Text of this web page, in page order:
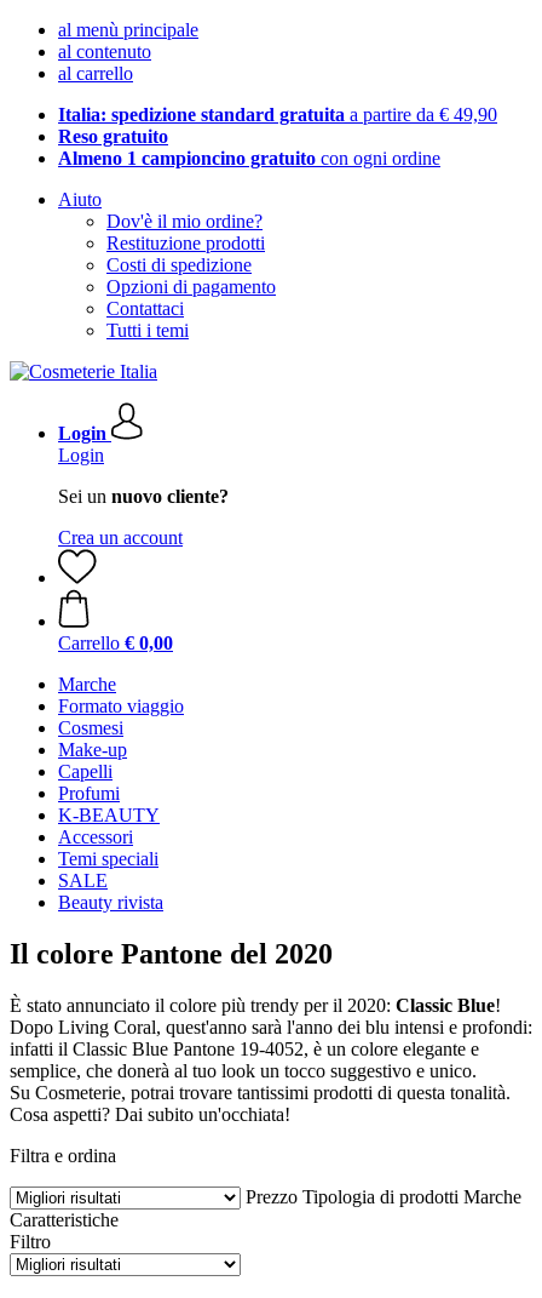
al menù principale
al contenuto
al carrello
Italia: spedizione standard gratuita a partire da € 49,90
Reso gratuito
Almeno 1 campioncino gratuito con ogni ordine
Aiuto
Dov'è il mio ordine?
Restituzione prodotti
Costi di spedizione
Opzioni di pagamento
Contattaci
Tutti i temi
Login
Login
Sei un nuovo cliente?
Crea un account
Carrello € 0,00
Marche
Formato viaggio
Cosmesi
Make-up
Capelli
Profumi
K-BEAUTY
Accessori
Temi speciali
SALE
Beauty rivista
Il colore Pantone del 2020
È stato annunciato il colore più trendy per il 2020: Classic Blue!
Dopo Living Coral, quest'anno sarà l'anno dei blu intensi e profondi:
infatti il Classic Blue Pantone 19-4052, è un colore elegante e
semplice, che donerà al tuo look un tocco suggestivo e unico.
Su Cosmeterie, potrai trovare tantissimi prodotti di questa tonalità.
Cosa aspetti? Dai subito un'occhiata!
Filtra e ordina
Prezzo Tipologia di prodotti Marche
Caratteristiche
Filtro